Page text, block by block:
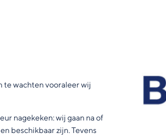
te wachten vooraleer wij
nagekeken: wij gaan na of
beschikbaar zijn. Tevens